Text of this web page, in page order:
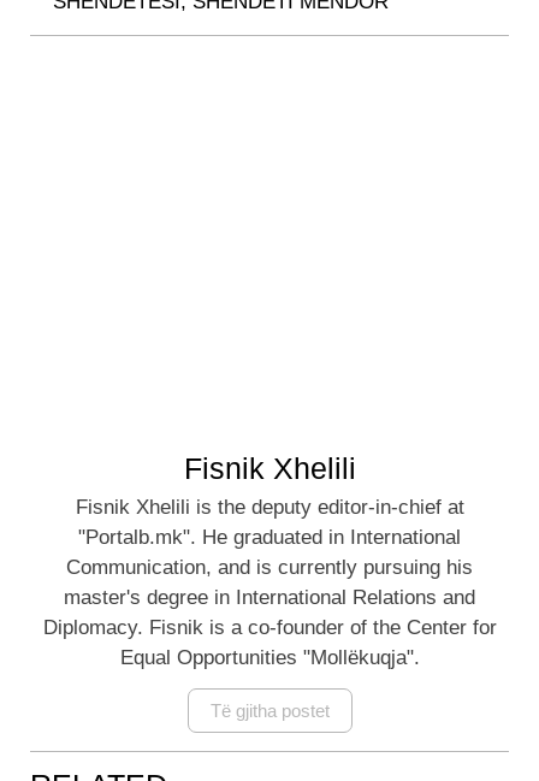
Fisnik Xhelili
Fisnik Xhelili is the deputy editor-in-chief at
"Portalb.mk". He graduated in International
Communication, and is currently pursuing his
master's degree in International Relations and
Diplomacy. Fisnik is a co-founder of the Center for
Equal Opportunities "Mollëkuqja".
Të gjitha postet